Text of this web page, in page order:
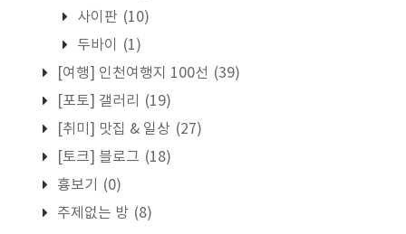
사이판 (10)
두바이
(1)
[여행] 인천여행지 100선 (39)
[포토] 갤러리
(19)
[취미] 맛집 & 일상 (27)
[토크] 블로그 (18)
흉보기
(0)
주제없는 방 (8)